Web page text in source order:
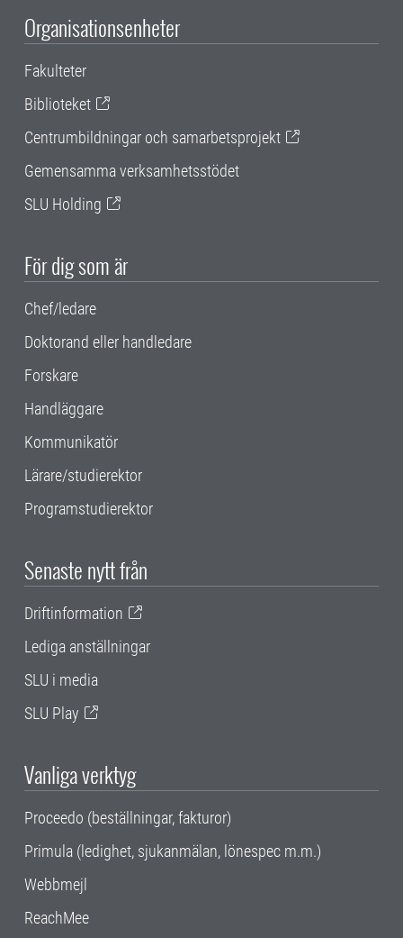
Organisationsenheter
Fakulteter
Biblioteket
Centrumbildningar och samarbetsprojekt
Gemensamma verksamhetsstödet
SLU Holding
För dig som är
Chef/ledare
Doktorand eller handledare
Forskare
Handläggare
Kommunikatör
Lärare/studierektor
Programstudierektor
Senaste nytt från
Driftinformation
Lediga anställningar
SLU i media
SLU Play
Vanliga verktyg
Proceedo (beställningar, fakturor)
Primula (ledighet, sjukanmälan, lönespec m.m.)
Webbmejl
ReachMee